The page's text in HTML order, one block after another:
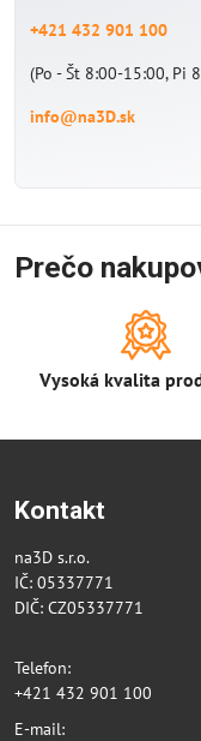
+421 432 901 100
(Po - Št 8:00-15:00, Pi
info@na3D.sk
Prečo
Vysoká kvalita
Kontakt
na3D s.r.o.
IČ: 05337771
DIČ: CZ05337771
Telefon:
+421 432 901 100
E-mail: